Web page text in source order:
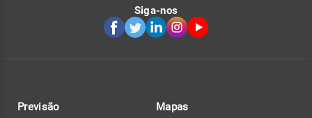
Siga-nos
Previsão Mapas